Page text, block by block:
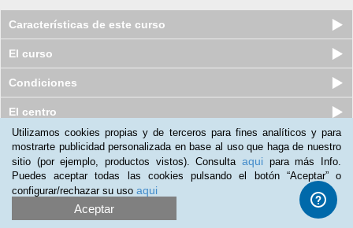
Características de este curso
El curso
Condiciones
El centro
Curso en línea (Online) de Ofimática
en la nube: Google Drive
Plazas agotadas
1,459 mxn
Utilizamos cookies propias y de terceros para fines analíticos y para
mostrarte publicidad personalizada en base al uso que haga de nuestro
sitio (por ejemplo, productos vistos). Consulta aqui para más Info.
Puedes aceptar todas las cookies pulsando el botón “Aceptar” o
configurar/rechazar su uso aqui
Aceptar